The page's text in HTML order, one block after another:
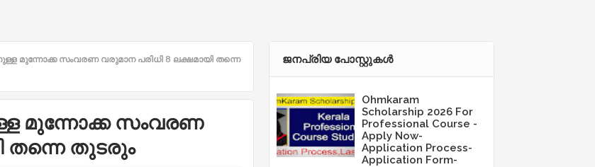
മുന്നോക്ക സംവരണ വരുമാന പരിധി 8 ലക്ഷമായി തന്നെ
മുന്നോക്ക സംവരണ
തന്നെ തുടരും
ജനപ്രിയ പോസ്റ്റുകള്‍‌
Ohmkaram
Scholarship 2026 For
Professional Course -
Apply Now-
Application Process-
Application Form-